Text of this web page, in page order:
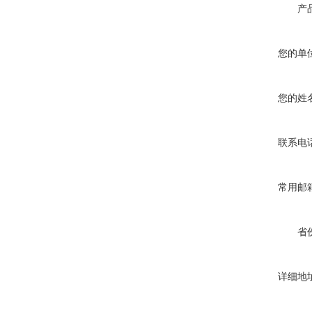
产
您的单
您的姓
联系电
常用邮
省
详细地